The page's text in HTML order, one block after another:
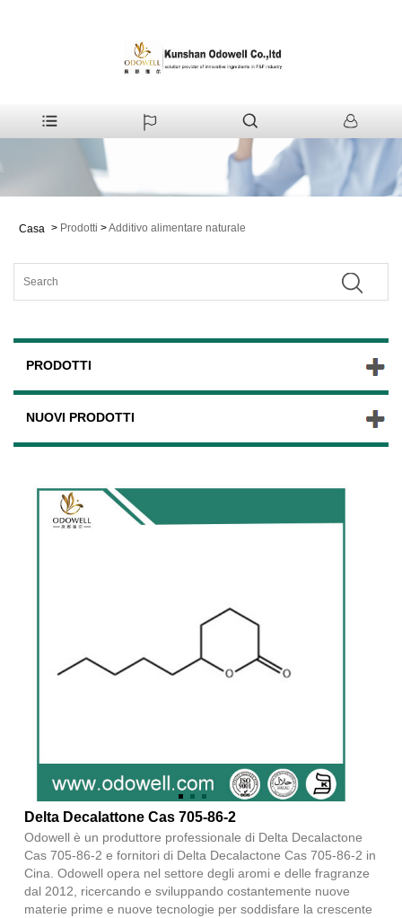
Casa > Prodotti >Additivo alimentare naturale
PRODOTTI
NUOVI PRODOTTI
Delta Decalattone Cas 705-86-2
Odowell è un produttore professionale di Delta Decalactone
Cas 705-86-2 e fornitori di Delta Decalactone Cas 705-86-2 in
Cina. Odowell opera nel settore degli aromi e delle fragranze
dal 2012, ricercando e sviluppando costantemente nuove
materie prime e nuove tecnologie per soddisfare la crescente